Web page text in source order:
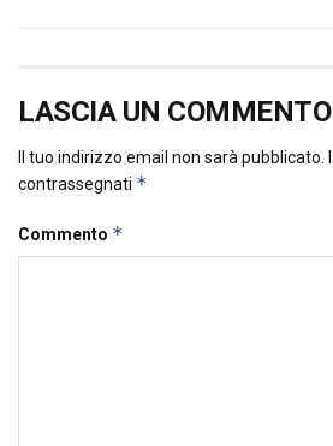
LASCIA UN COMMENTO
Il tuo indirizzo email non sarà pubblicato.
contrassegnati *
Commento *